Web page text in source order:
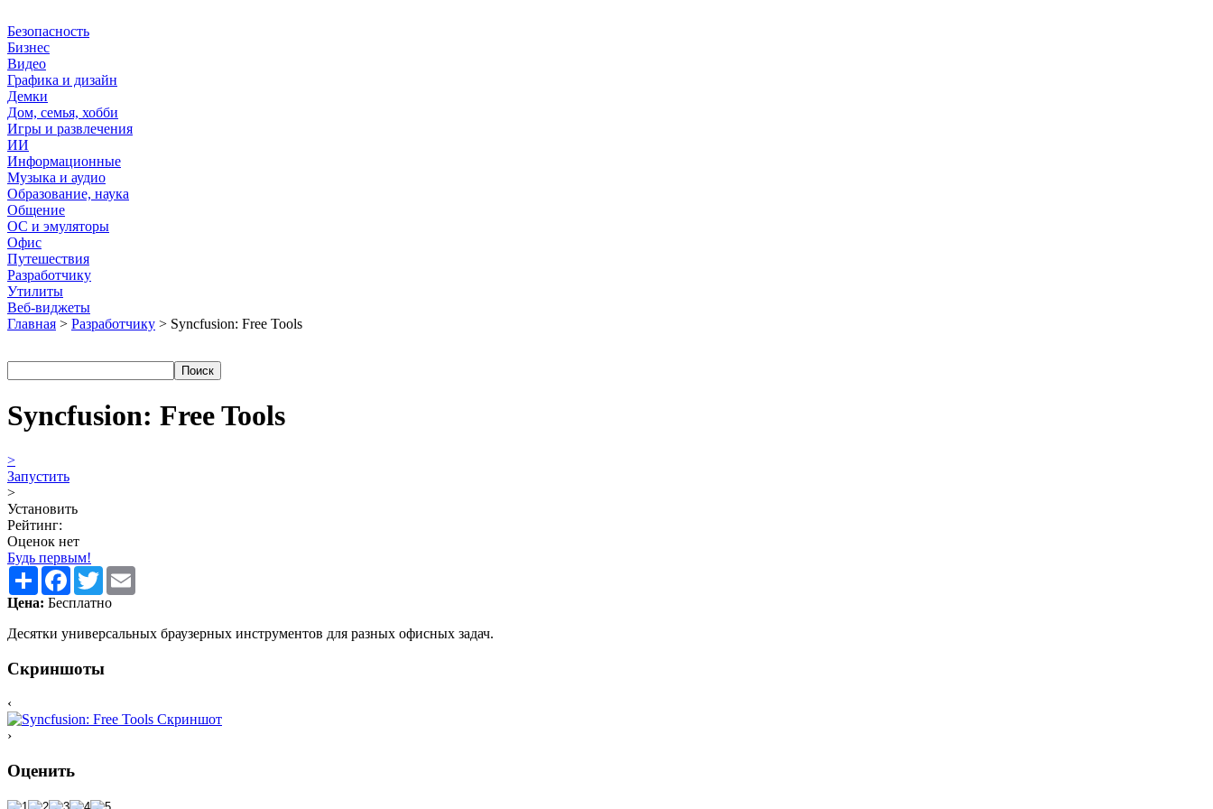
Безопасность
Бизнес
Видео
Графика и дизайн
Демки
Дом, семья, хобби
Игры и развлечения
ИИ
Информационные
Музыка и аудио
Образование, наука
Общение
ОС и эмуляторы
Офис
Путешествия
Разработчику
Утилиты
Веб-виджеты
Главная > Разработчику > Syncfusion: Free Tools
Syncfusion: Free Tools
>
Запустить
>
Установить
Рейтинг:
Оценок нет
Будь первым!
Share Facebook
Twitter
Цена: Бесплатно
Десятки универсальных браузерных инструментов для разных офисных задач.
Скриншоты
‹
›
Оценить